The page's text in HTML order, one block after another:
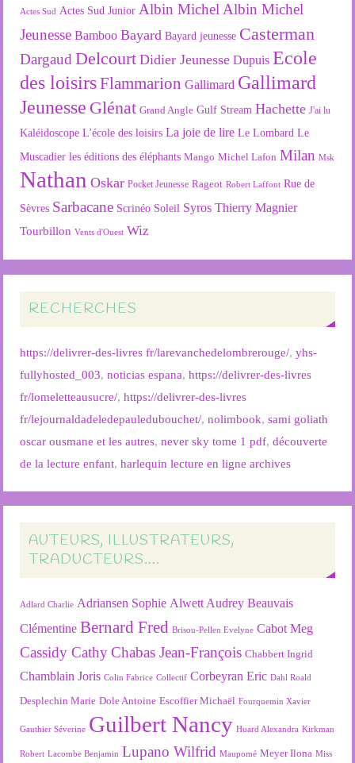
Actes Sud Actes Sud Junior Albin Michel Albin Michel
Jeunesse Bamboo Bayard Bayard jeunesse Casterman
Dargaud Delcourt Didier Jeunesse Dupuis Ecole
des loisirsFlammarion Gallimard Gallimard
Jeunesse Glénat Grand Angle Gulf Stream Hachette J'ai lu
Kaléidoscope L'école des loisirs La joie de lire Le Lombard Le
Muscadier les éditions des éléphants Mango Michel Lafon Milan Msk
Nathan Oskar Pocket Jeunesse Rageot Robert Laffont Rue de
Sèvres Sarbacane Scrinéo Soleil Syros Thierry Magnier
Tourbillon Vents d'Ouest Wiz
RECHERCHES
https://delivrer-des-livres fr/larevanchedelombrerouge/,yhs-
fullyhosted_003,noticias espana,https://delivrer-des-livres
fr/lomeletteausucre/,https://delivrer-des-livres
fr/lejournaldadeledepauledubouchet/,nolimbook,sami goliath
oscar ousmane et les autres,never sky tome 1 pdf,découverte
de la lecture enfant,harlequin lecture en ligne archives
AUTEURS, ILLUSTRATEURS,
TRADUCTEURS….
Adlard Charlie Adriansen Sophie Alwett Audrey Beauvais
Clémentine Bernard Fred Brisou-Pellen Evelyne Cabot Meg
Cassidy Cathy Chabas Jean-François Chabbert Ingrid
Chamblain Joris Colin Fabrice Collectif Corbeyran Eric Dahl Roald
Desplechin Marie Dole Antoine Escoffier Michaël Fourquemin Xavier
Gauthier Séverine Guilbert Nancy Huard Alexandra Kirkman
Robert Lacombe Benjamin Lupano Wilfrid Maupomé Meyer Ilona Miss